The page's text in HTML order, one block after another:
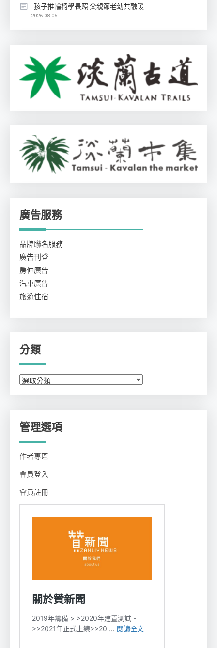
孩子推輪椅學長照 父親節老幼共融暖
2026-08-05
廣告服務
品牌聯名服務
廣告刊登
房仲廣告
汽車廣告
旅遊住宿
分類
分
管理選項
作者專區
會員登入
會員註冊